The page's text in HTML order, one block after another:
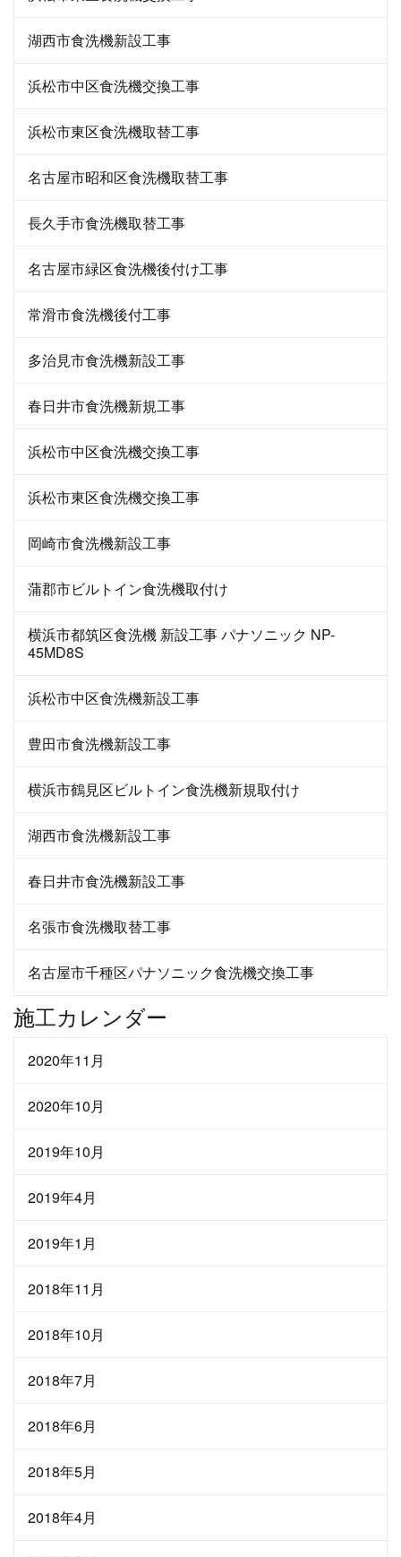
湖西市食洗機新設工事
浜松市中区食洗機交換工事
浜松市東区食洗機取替工事
名古屋市昭和区食洗機取替工事
長久手市食洗機取替工事
名古屋市緑区食洗機後付け工事
常滑市食洗機後付工事
多治見市食洗機新設工事
春日井市食洗機新規工事
浜松市中区食洗機交換工事
浜松市東区食洗機交換工事
岡崎市食洗機新設工事
蒲郡市ビルトイン食洗機取付け
横浜市都筑区食洗機 新設工事 パナソニック NP-
45MD8S
浜松市中区食洗機新設工事
豊田市食洗機新設工事
横浜市鶴見区ビルトイン食洗機新規取付け
湖西市食洗機新設工事
春日井市食洗機新設工事
名張市食洗機取替工事
名古屋市千種区パナソニック食洗機交換工事
施工カレンダー
2020年11月
2020年10月
2019年10月
2019年4月
2019年1月
2018年11月
2018年10月
2018年7月
2018年6月
2018年5月
2018年4月